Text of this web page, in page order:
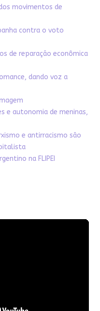
movimentos de
contra o voto
de reparação econômica
dando voz a
e autonomia de meninas,
e antirracismo são
na FLIPEI